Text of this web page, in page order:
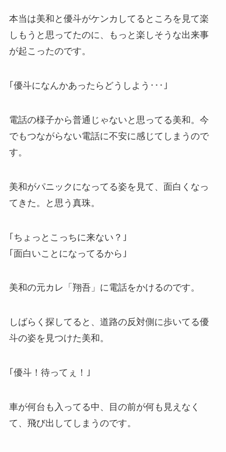
本当は美和と優斗がケンカしてるところを見て楽
しもうと思ってたのに、もっと楽しそうな出来事
が起こったのです。
｢優斗になんかあったらどうしよう･･･｣
電話の様子から普通じゃないと思ってる美和。今
でもつながらない電話に不安に感じてしまうので
す。
美和がパニックになってる姿を見て、面白くなっ
てきた。と思う真珠。
｢ちょっとこっちに来ない？｣
｢面白いことになってるから｣
美和の元カレ「翔吾」に電話をかけるのです。
しばらく探してると、道路の反対側に歩いてる優
斗の姿を見つけた美和。
｢優斗！待ってぇ！｣
車が何台も入ってる中、目の前が何も見えなく
て、飛び出してしまうのです。